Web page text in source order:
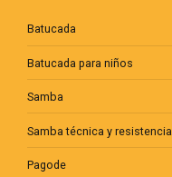
Batucada
Batucada para niños
Samba
Samba técnica y resistencia
Pagode